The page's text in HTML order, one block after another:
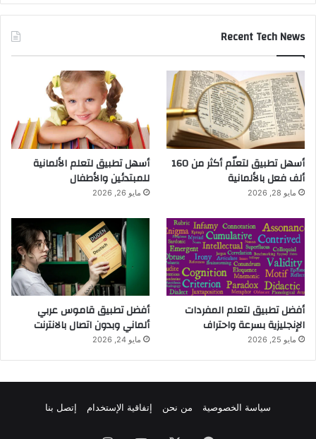
Recent Tech News
أسهل تطبيق لتعلّم أكثر من 160
ألف فعل بالألمانية
مايو 28, 2026
أسهل تطبيق لتعلم الألمانية
للمبتدئين والأطفال
مايو 26, 2026
أفضل تطبيق لتعلم المفردات
الإنجليزية بسرعة واحتراف
مايو 25, 2026
أفضل تطبيق قاموس عربي
ألماني وبدون اتصال بالانترنت
مايو 24, 2026
سياسة الخصوصية من نحن إتفاقية الإستخدام إتصل بنا